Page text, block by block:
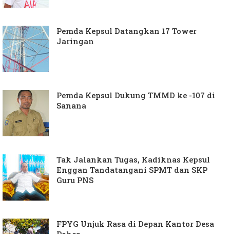
Pemda Kepsul Datangkan 17 Tower
Jaringan
Pemda Kepsul Dukung TMMD ke -107 di
Sanana
Tak Jalankan Tugas, Kadiknas Kepsul
Enggan Tandatangani SPMT dan SKP
Guru PNS
FPYG Unjuk Rasa di Depan Kantor Desa